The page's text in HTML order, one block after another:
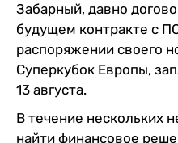
Забарный, давно
будущем контракте с
распоряжении своего
Суперкубок Европы,
13 августа.
В течение нескольких
найти финансовое